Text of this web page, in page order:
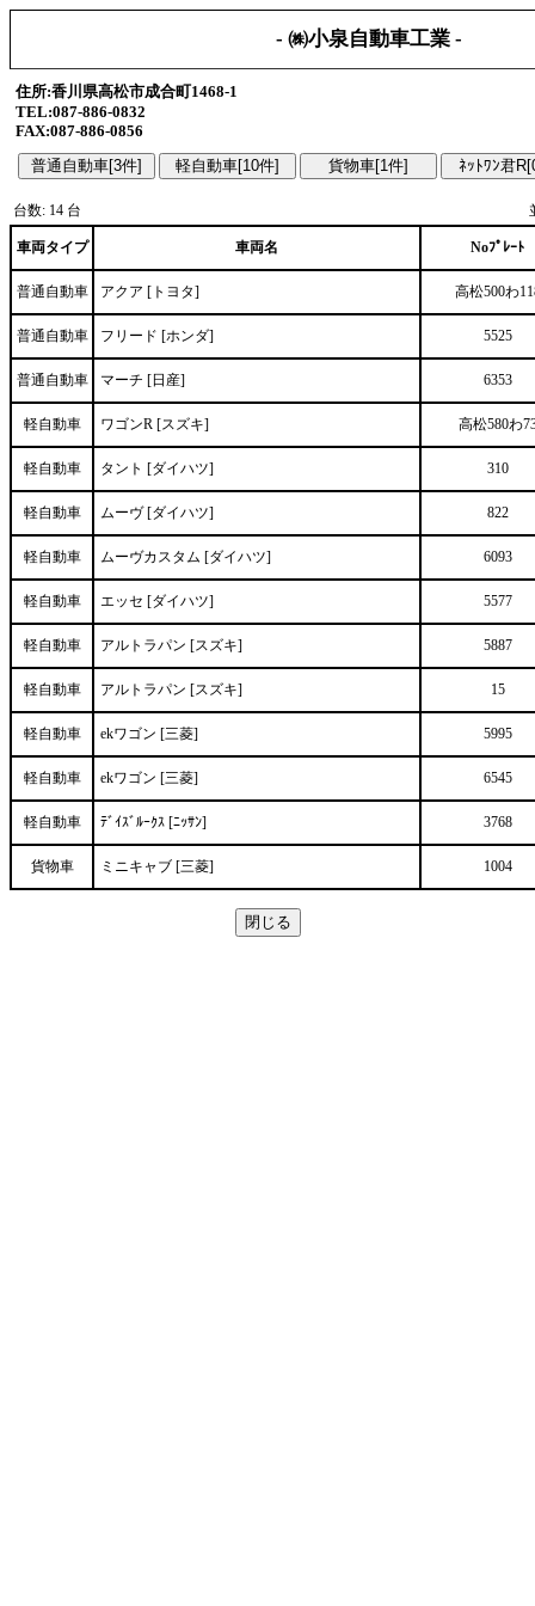
- ㈱小泉自動車工業 -
住所:香川県高松市成合町1468-1
TEL:087-886-0832
FAX:087-886-0856
台数: 14 台
車両タイプ 車両名 Noﾌﾟﾚｰﾄ
普通自動車 アクア [トヨタ] 高松500わ
普通自動車 フリード [ホンダ] 5525
普通自動車 マーチ [日産] 6353
軽自動車 ワゴンR [スズキ] 高松580わ
軽自動車 タント [ダイハツ] 310
軽自動車 ムーヴ [ダイハツ] 822
軽自動車 ムーヴカスタム [ダイハツ] 6093
軽自動車 エッセ [ダイハツ] 5577
軽自動車 アルトラパン [スズキ] 5887
軽自動車 アルトラパン [スズキ] 15
軽自動車 ekワゴン [三菱] 5995
軽自動車 ekワゴン [三菱] 6545
軽自動車 ﾃﾞｲｽﾞﾙｰｸｽ [ﾆｯｻﾝ] 3768
貨物車 ミニキャブ [三菱] 1004